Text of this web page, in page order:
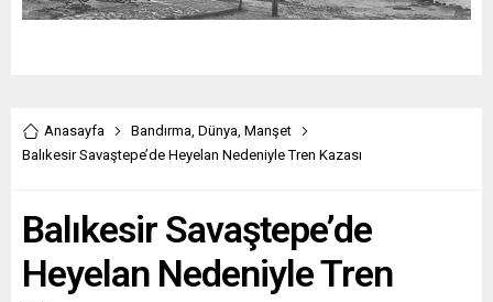
Anasayfa Bandırma, Dünya, Manşet
Balıkesir Savaştepe’de Heyelan Nedeniyle Tren Kazası
Balıkesir Savaştepe’de
Heyelan Nedeniyle Tren